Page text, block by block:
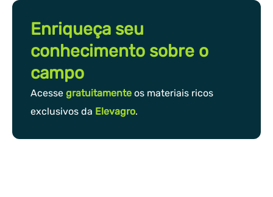
Enriqueça seu
conhecimento sobre o
campo
Acesse gratuitamente os materiais ricos
exclusivos da Elevagro.